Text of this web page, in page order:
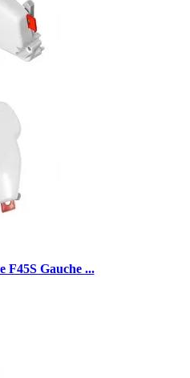
F45S Gauche ...